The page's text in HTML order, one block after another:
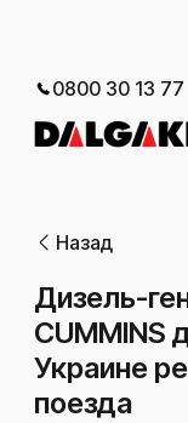
0800 30 13 77
Назад
Дизель-
CUMMINS
Украине
поезда